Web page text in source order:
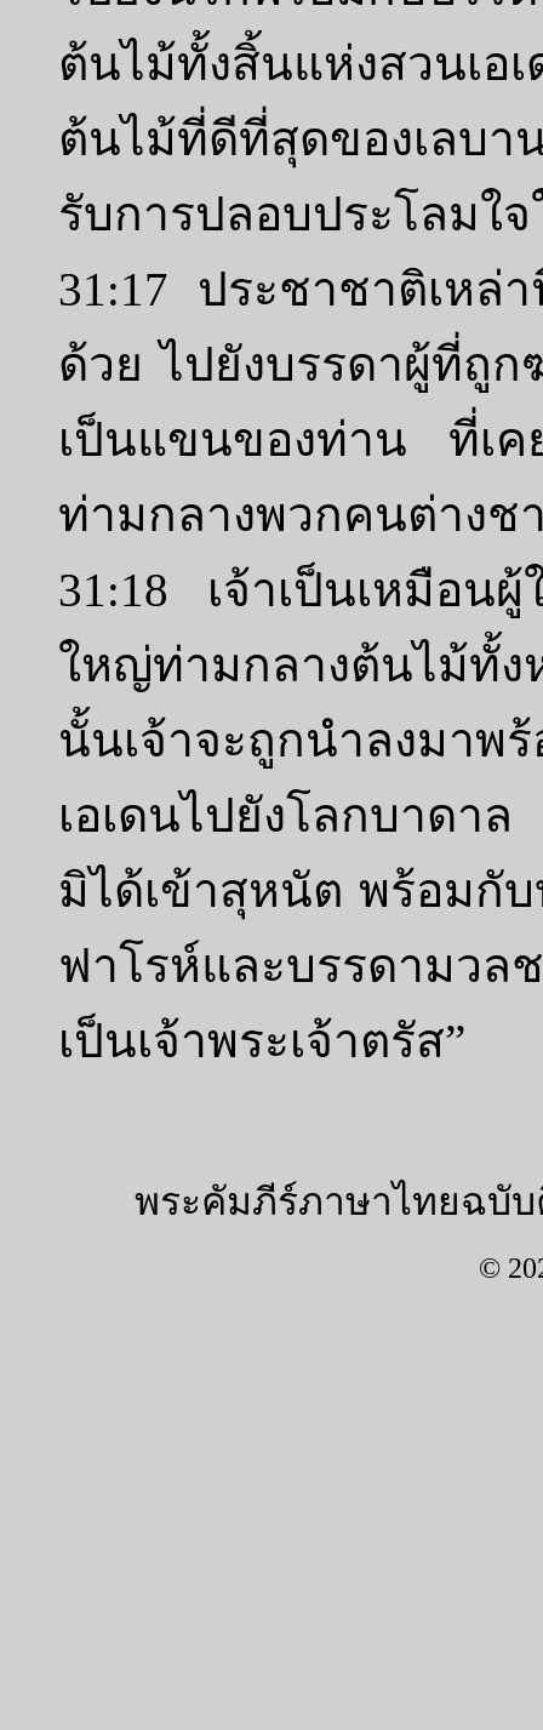
ต้นไม้ทั้งสิ้นแห่งสวนเ
ต้นไม้ที่ดีที่สุดของเลบ
รับการปลอบประโลมใ
31:17 ประชาชาติเหล่
ด้วย ไปยังบรรดาผู้ที่ถู
เป็นแขนของท่าน ที่เค
ท่ามกลางพวกคนต่างช
31:18 เจ้าเป็นเหมือน
ใหญ่ท่ามกลางต้นไม้ทั้ง
นั้นเจ้าจะถูกนำลงมาพ
เอเดนไปยังโลกบาดา
มิได้เข้าสุหนัต พร้อมกั
ฟาโรห์และบรรดามว
เป็นเจ้าพระเจ้าตรัส”
พระคัมภีร์ภาษาไทยฉบับ
©